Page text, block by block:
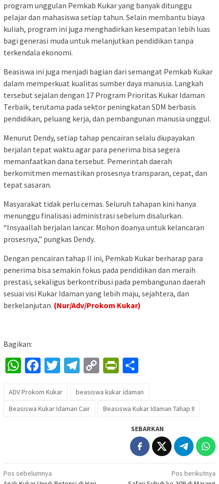
program unggulan Pemkab Kukar yang banyak ditunggu
pelajar dan mahasiswa setiap tahun. Selain membantu biaya
kuliah, program ini juga menghadirkan kesempatan lebih luas
bagi generasi muda untuk melanjutkan pendidikan tanpa
terkendala ekonomi.
Beasiswa ini juga menjadi bagian dari semangat Pemkab Kukar
dalam memperkuat kualitas sumber daya manusia. Langkah
tersebut sejalan dengan 17 Program Prioritas Kukar Idaman
Terbaik, terutama pada sektor peningkatan SDM berbasis
pendidikan, peluang kerja, dan pembangunan manusia unggul.
Menurut Dendy, setiap tahap pencairan selalu diupayakan
berjalan tepat waktu agar para penerima bisa segera
memanfaatkan dana tersebut. Pemerintah daerah
berkomitmen memastikan prosesnya transparan, cepat, dan
tepat sasaran.
Masyarakat tidak perlu cemas. Seluruh tahapan kini hanya
menunggu finalisasi administrasi sebelum disalurkan.
“Insyaallah berjalan lancar. Mohon doanya untuk kelancaran
prosesnya,” pungkas Dendy.
Dengan pencairan tahap II ini, Pemkab Kukar berharap para
penerima bisa semakin fokus pada pendidikan dan meraih
prestasi, sekaligus berkontribusi pada pembangunan daerah
sesuai visi Kukar Idaman yang lebih maju, sejahtera, dan
berkelanjutan. (Nur/Adv/Prokom Kukar)
Bagikan:
WhatsApp
Facebook
Twitter
Telegram
CopyPrintFriendly
ADV Prokom Kukar
beasiswa kukar idaman
Beasiswa Kukar Idaman Cair
Beasiswa Kukar Idaman Tahap II
SEBARKAN
Navigasi
Pos sebelumnya
Pos berikutnya